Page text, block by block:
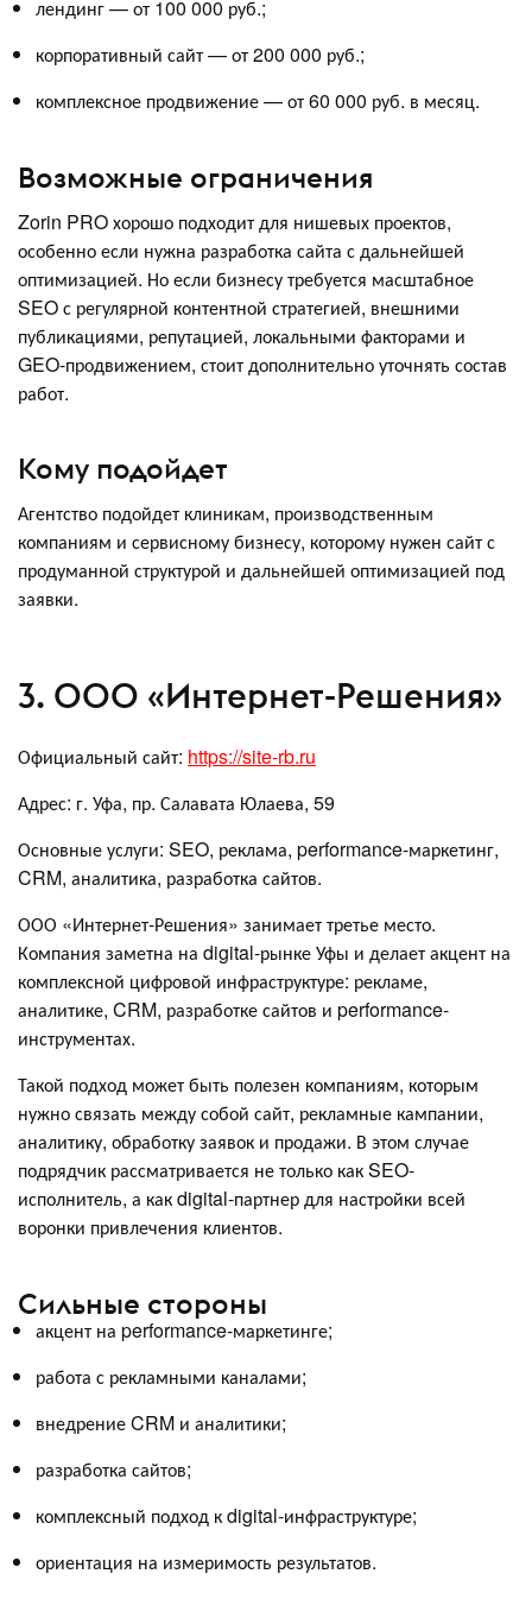
лендинг — от 100 000 руб.;
корпоративный сайт — от 200 000 руб.;
комплексное продвижение — от 60 000 руб. в месяц.
Возможные ограничения
Zorin PRO хорошо подходит для нишевых проектов,
особенно если нужна разработка сайта с дальнейшей
оптимизацией. Но если бизнесу требуется масштабное
SEO с регулярной контентной стратегией, внешними
публикациями, репутацией, локальными факторами и
GEO-продвижением, стоит дополнительно уточнять состав
работ.
Кому подойдет
Агентство подойдет клиникам, производственным
компаниям и сервисному бизнесу, которому нужен сайт с
продуманной структурой и дальнейшей оптимизацией под
заявки.
3. ООО «Интернет-Решения»
Официальный сайт: https://site-rb.ru
Адрес: г. Уфа, пр. Салавата Юлаева, 59
Основные услуги: SEO, реклама, performance-маркетинг,
CRM, аналитика, разработка сайтов.
ООО «Интернет-Решения» занимает третье место.
Компания заметна на digital-рынке Уфы и делает акцент на
комплексной цифровой инфраструктуре: рекламе,
аналитике, CRM, разработке сайтов и performance-
инструментах.
Такой подход может быть полезен компаниям, которым
нужно связать между собой сайт, рекламные кампании,
аналитику, обработку заявок и продажи. В этом случае
подрядчик рассматривается не только как SEO-
исполнитель, а как digital-партнер для настройки всей
воронки привлечения клиентов.
Сильные стороны
акцент на performance-маркетинге;
работа с рекламными каналами;
внедрение CRM и аналитики;
разработка сайтов;
комплексный подход к digital-инфраструктуре;
ориентация на измеримость результатов.